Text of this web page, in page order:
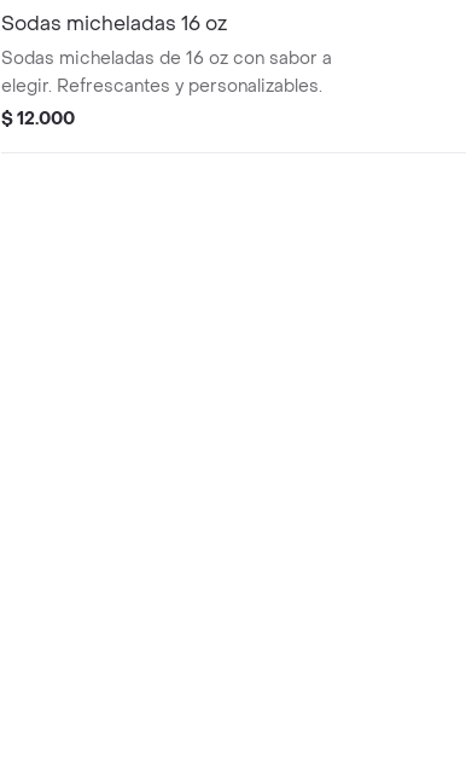
Sodas micheladas 16 oz
Sodas micheladas de 16 oz con sabor a
elegir. Refrescantes y personalizables.
$ 12.000